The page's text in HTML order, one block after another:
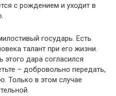
с рождением и уходит в
государь. Есть
талант при его жизни.
этого дара согласился
– добровольно передать,
Только в этом случае